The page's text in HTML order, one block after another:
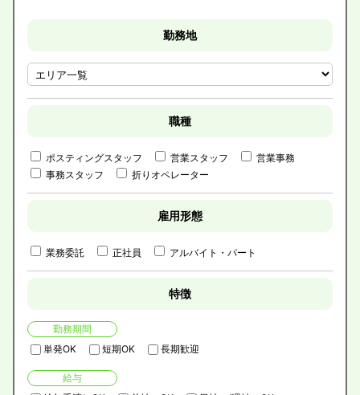
勤務地
職種
ポスティングスタッフ 営業スタッフ
営業事務
事務スタッフ
折りオペレーター
雇用形態
業務委託 正社員 アルバイト・パート
特徴
勤務期間
単発OK
短期OK 長期歓迎
給与